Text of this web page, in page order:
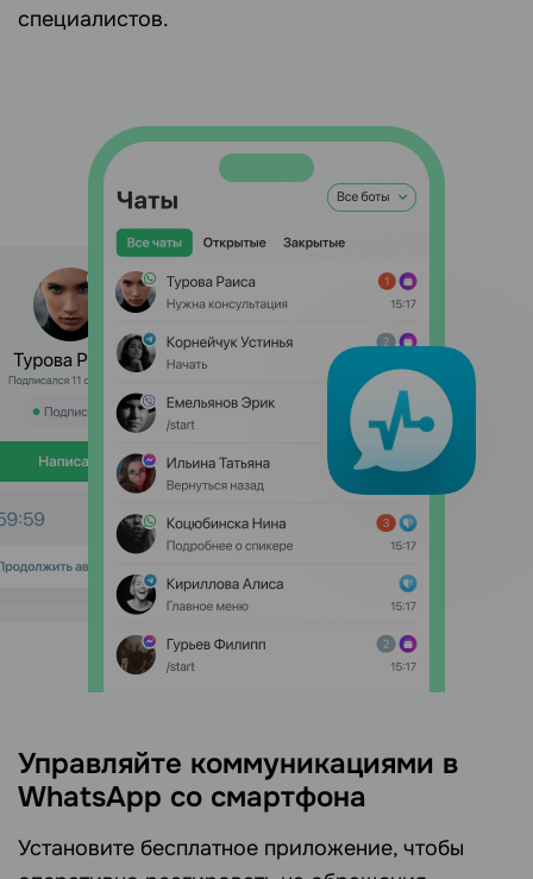
специалистов.
Управляйте коммуникациями в
WhatsApp со смартфона
Установите бесплатное приложение, чтобы